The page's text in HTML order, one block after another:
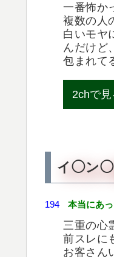
一番怖か
複数の人
白いモヤ
んだけど
包まれて
2chで見
イ◯ン◯
194 本当にあ
三重の心
前スレに
お客さん